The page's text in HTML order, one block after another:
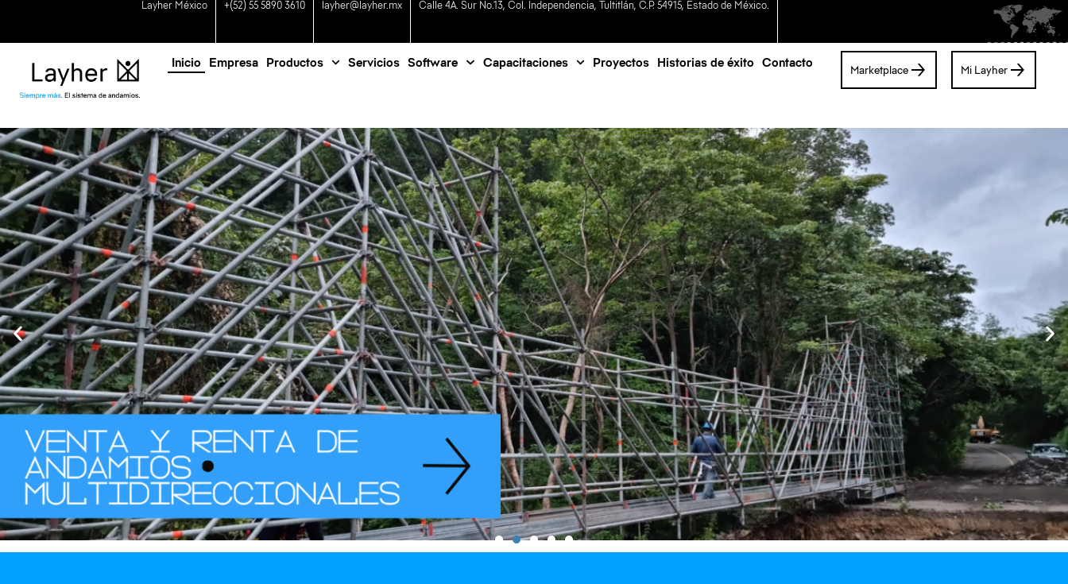
Layher México +(52) 55 5890 3610 layher@layher.mx Calle 4A. Sur No.13, Col. Independencia, Tultitlán, C.P. 54915, Estado de México.
Inicio Empresa Productos Servicios Software Capacitaciones Proyectos Historias de éxito Contacto Marketplace Mi Layher